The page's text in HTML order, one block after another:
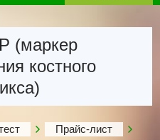
(маркер
костного
Прайс-лист